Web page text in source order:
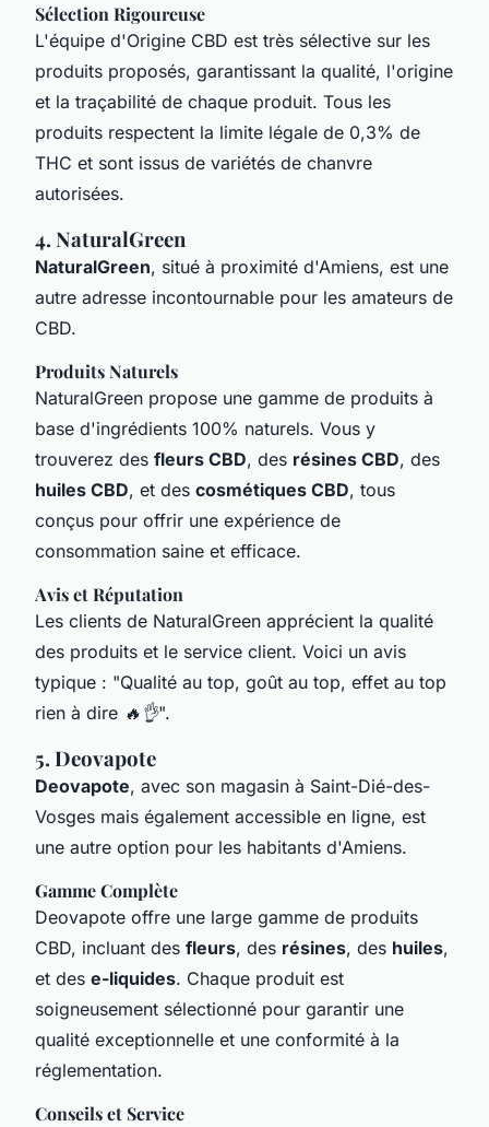
Sélection Rigoureuse
L'équipe d'Origine CBD est très sélective sur les
produits proposés, garantissant la qualité, l'origine
et la traçabilité de chaque produit. Tous les
produits respectent la limite légale de 0,3% de
THC et sont issus de variétés de chanvre
autorisées.
4. NaturalGreen
NaturalGreen, situé à proximité d'Amiens, est une
autre adresse incontournable pour les amateurs de
CBD.
Produits Naturels
NaturalGreen propose une gamme de produits à
base d'ingrédients 100% naturels. Vous y
trouverez des fleurs CBD, des résines CBD, des
huiles CBD, et des cosmétiques CBD, tous
conçus pour offrir une expérience de
consommation saine et efficace.
Avis et Réputation
Les clients de NaturalGreen apprécient la qualité
des produits et le service client. Voici un avis
typique : "Qualité au top, goût au top, effet au top
rien à dire 🔥👌".
5. Deovapote
Deovapote, avec son magasin à Saint-Dié-des-
Vosges mais également accessible en ligne, est
une autre option pour les habitants d'Amiens.
Gamme Complète
Deovapote offre une large gamme de produits
CBD, incluant des fleurs, des résines, des huiles,
et des e-liquides. Chaque produit est
soigneusement sélectionné pour garantir une
qualité exceptionnelle et une conformité à la
réglementation.
Conseils et Service